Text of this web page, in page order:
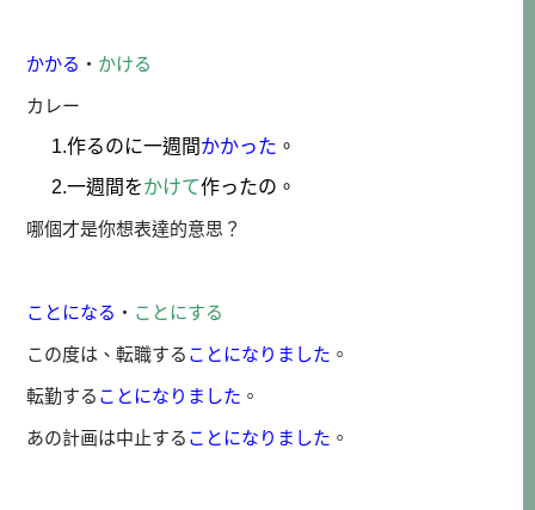
かかる ・ かける
カレー
1.作るのに一週間かかった 。
2.一週間をかけて作ったの。
哪個才是你想表達的意思？
ことになる ・ ことにする
この度は、転職する ことになりました 。
転勤する ことになりました 。
あの計画は中止する ことになりました 。